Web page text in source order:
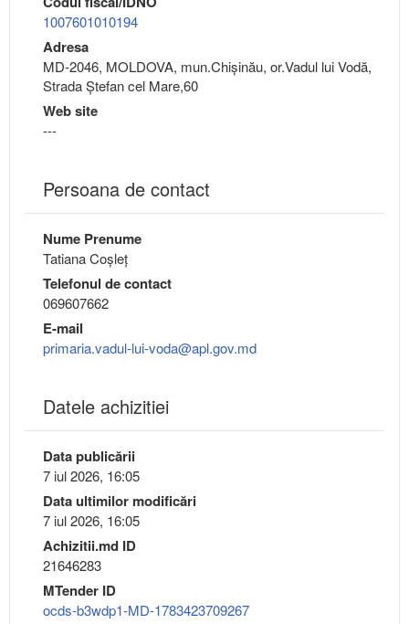
1007601010194
Adresa
MD-2046, MOLDOVA, mun.Chişinău, or.Vadul lui Vodă,
Strada Ștefan cel Mare,60
Web site
---
Persoana de contact
Nume Prenume
Tatiana Coșleț
Telefonul de contact
069607662
E-mail
primaria.vadul-lui-voda@apl.gov.md
Datele achizitiei
Data publicării
7 iul 2026, 16:05
Data ultimilor modificări
7 iul 2026, 16:05
Achizitii.md ID
21646283
MTender ID
ocds-b3wdp1-MD-1783423709267